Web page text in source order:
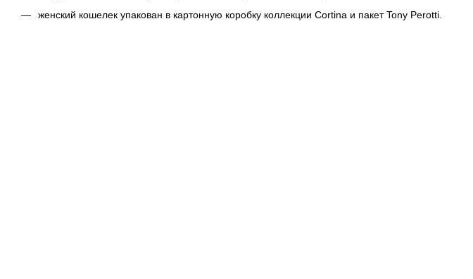
женский кошелек упакован в картонную коробку коллекции Cortina и пакет Tony Perotti.